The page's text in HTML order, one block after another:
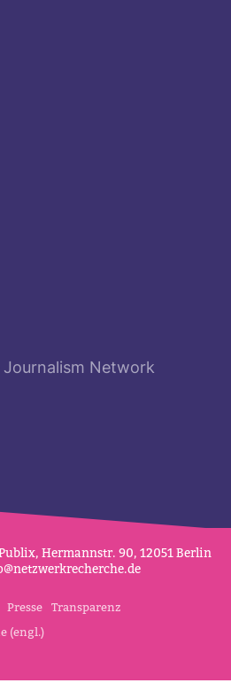
Network
Her­mannstr. 90, 12051 Berlin
Presse Transparenz
(engl.)